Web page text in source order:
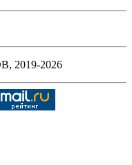
2019-2026